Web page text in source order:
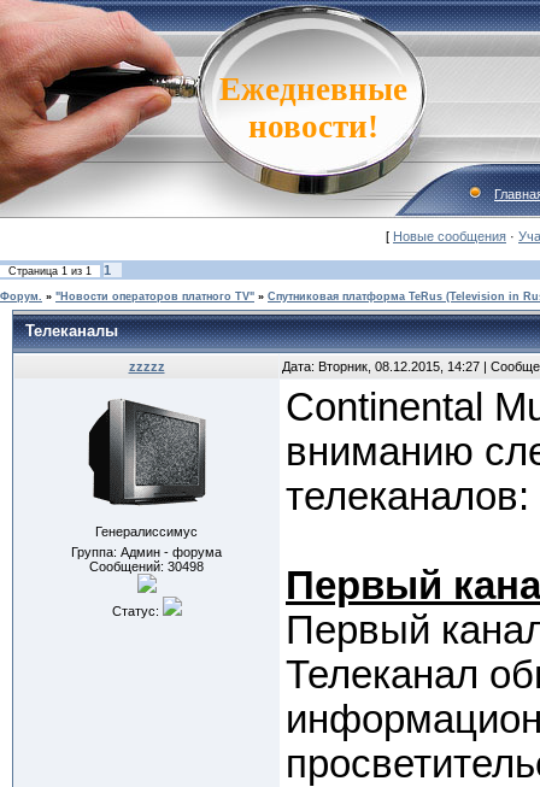
Ежедневные
новости!
[ Новые сообщения ·
Страница 1 из 1 1
Форум. » "Новости операторов платного TV" » Спутниковая платформа TeRus (Television in
Телеканалы
zzzzz Дата: Вторник, 08.12.2015, 14:27 |
Генералиссимус
Группа: Админ - форума
Сообщений: 30498
Статус:
Continental
вниманию
телеканалов:
Первый
Первый
Телеканал